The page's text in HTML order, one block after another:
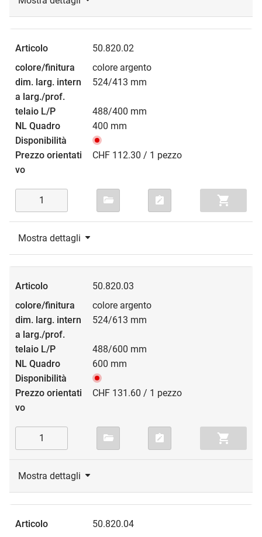
50.820.02
colore argento
524/413 mm
488/400 mm
400 mm
CHF 112.30 / 1 pezzo
Mostra dettagli
50.820.03
colore argento
524/613 mm
488/600 mm
600 mm
CHF 131.60 / 1 pezzo
Mostra dettagli
50.820.04